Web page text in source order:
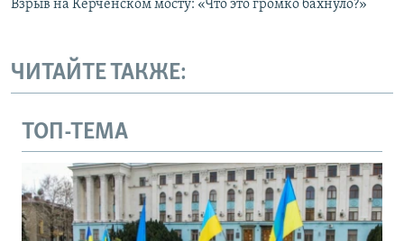
Взрыв на Керченском мосту: «Что это громко бахнуло?»
ЧИТАЙТЕ ТАКЖЕ:
ТОП-ТЕМА